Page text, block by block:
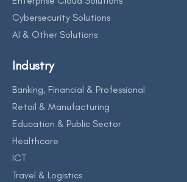
Cybersecurity Solutions
AI & Other Solutions
Industry
Banking, Financial & Professional
Retail & Manufacturing
Education & Public Sector
Healthcare
ICT
Travel & Logistics